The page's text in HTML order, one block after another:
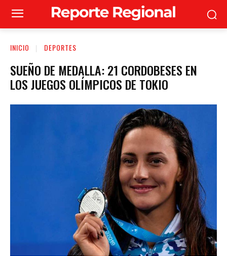
INICIO DEPORTES
SUEÑO DE MEDALLA: 21 CORDOBESES EN
LOS JUEGOS OLÍMPICOS DE TOKIO